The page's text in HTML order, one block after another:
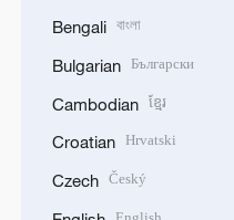
Bengali বাংলা
Bulgarian Български
Cambodian ខ្មែរ
Croatian Hrvatski
Czech Český